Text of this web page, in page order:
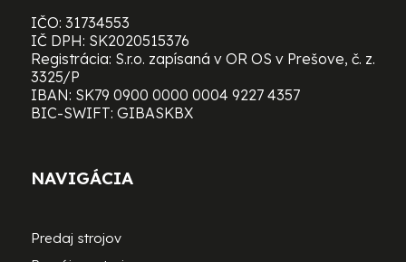
IČO: 31734553
IČ DPH: SK2020515376
Registrácia: S.r.o. zapísaná v OR OS v Prešove, č. z.
3325/P
IBAN: SK79 0900 0000 0004 9227 4357
BIC-SWIFT: GIBASKBX
NAVIGÁCIA
Predaj strojov